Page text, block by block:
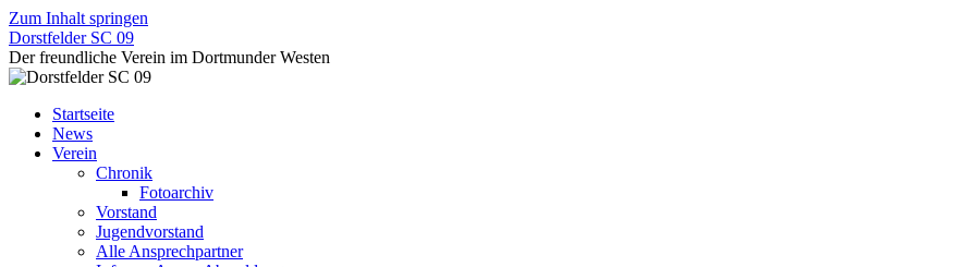
Zum Inhalt springen
Dorstfelder SC 09
Der freundliche Verein im Dortmunder Westen
Startseite
News
Verein
Chronik
Fotoarchiv
Vorstand
Jugendvorstand
Alle Ansprechpartner